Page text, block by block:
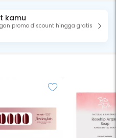
kamu
promo discount hingga gratis